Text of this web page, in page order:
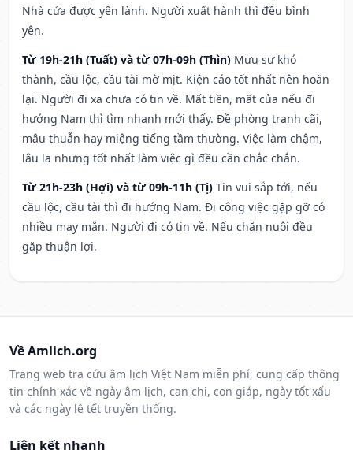
Nhà cửa được yên lành. Người xuất hành thì đều bình
yên.
Từ 19h-21h (Tuất) và từ 07h-09h (Thìn) Mưu sự khó
thành, cầu lộc, cầu tài mờ mịt. Kiện cáo tốt nhất nên hoãn
lại. Người đi xa chưa có tin về. Mất tiền, mất của nếu đi
hướng Nam thì tìm nhanh mới thấy. Đề phòng tranh cãi,
mâu thuẫn hay miệng tiếng tầm thường. Việc làm chậm,
lâu la nhưng tốt nhất làm việc gì đều cần chắc chắn.
Từ 21h-23h (Hợi) và từ 09h-11h (Tị) Tin vui sắp tới, nếu
cầu lộc, cầu tài thì đi hướng Nam. Đi công việc gặp gỡ có
nhiều may mắn. Người đi có tin về. Nếu chăn nuôi đều
gặp thuận lợi.
Về Amlich.org
Trang web tra cứu âm lịch Việt Nam miễn phí, cung cấp thông
tin chính xác về ngày âm lịch, can chi, con giáp, ngày tốt xấu
và các ngày lễ tết truyền thống.
Liên kết nhanh